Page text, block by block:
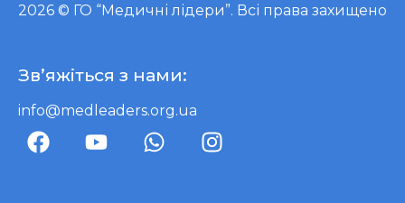
2026 © ГО “Медичні лідери”. Всі права захищено
Зв’яжіться з нами:
info@medleaders.org.ua